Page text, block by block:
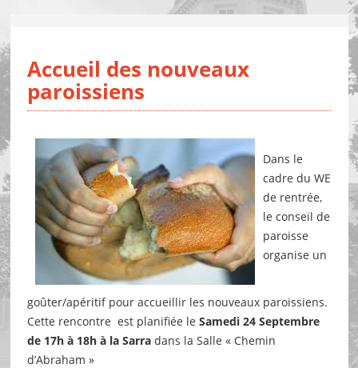
Accueil des nouveaux
paroissiens
Dans le
cadre du WE
de rentrée,
le conseil de
paroisse
organise un
goûter/apéritif pour accueillir les nouveaux paroissiens.
Cette rencontre est planifiée le Samedi 24 Septembre
de 17h à 18h à la Sarradans la Salle « Chemin
d’Abraham »